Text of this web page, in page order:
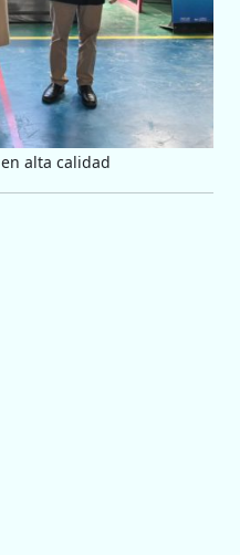
alta calidad